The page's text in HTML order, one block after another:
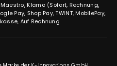
Klarna (Sofort, Rechnung,
Pay, Shop Pay, TWINT, MobilePay,
Auf Rechnung